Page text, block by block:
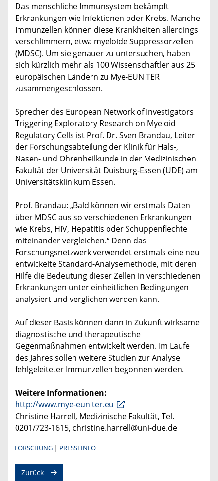
Das menschliche Immunsystem bekämpft
Erkrankungen wie Infektionen oder Krebs. Manche
Immunzellen können diese Krankheiten allerdings
verschlimmern, etwa myeloide Suppressorzellen
(MDSC). Um sie genauer zu untersuchen, haben
sich kürzlich mehr als 100 Wissenschaftler aus 25
europäischen Ländern zu Mye-EUNITER
zusammengeschlossen.
Sprecher des European Network of Investigators
Triggering Exploratory Research on Myeloid
Regulatory Cells ist Prof. Dr. Sven Brandau, Leiter
der Forschungsabteilung der Klinik für Hals-,
Nasen- und Ohrenheilkunde in der Medizinischen
Fakultät der Universität Duisburg-Essen (UDE) am
Universitätsklinikum Essen.
Prof. Brandau: „Bald können wir erstmals Daten
über MDSC aus so verschiedenen Erkrankungen
wie Krebs, HIV, Hepatitis oder Schuppenflechte
miteinander vergleichen.“ Denn das
Forschungsnetzwerk verwendet erstmals eine neu
entwickelte Standard-Analysemethode, mit deren
Hilfe die Bedeutung dieser Zellen in verschiedenen
Erkrankungen unter einheitlichen Bedingungen
analysiert und verglichen werden kann.
Auf dieser Basis können dann in Zukunft wirksame
diagnostische und therapeutische
Gegenmaßnahmen entwickelt werden. Im Laufe
des Jahres sollen weitere Studien zur Analyse
fehlgeleiteter Immunzellen begonnen werden.
Weitere Informationen:
http://www.mye-euniter.eu
Christine Harrell, Medizinische Fakultät, Tel.
0201/723-1615, christine.harrell@uni-due.de
FORSCHUNG PRESSEINFO
Zurück